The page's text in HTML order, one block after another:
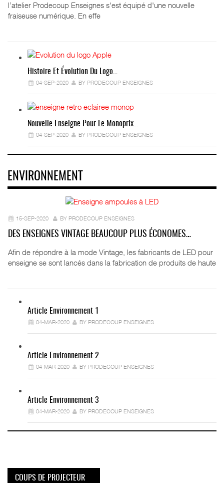
l’atelier Prodecoup Enseignes s'est équipé d'une nouvelle
fraiseuse numérique. En effe
Histoire Et Évolution Du Logo…
04-SEP-2020 BY PRODECOUP ENSEIGNES
Nouvelle Enseigne Pour Le Monoprix…
04-SEP-2020 BY PRODECOUP ENSEIGNES
ENVIRONNEMENT
15-SEP-2020 BY PRODECOUP ENSEIGNES
DES ENSEIGNES VINTAGE BEAUCOUP PLUS ÉCONOMES…
Afin de répondre à la mode Vintage, les fabricants de LED pour
enseigne se sont lancés dans la fabrication de produits de haute
Article Environnement 1
04-MAR-2020 BY PRODECOUP ENSEIGNES
Article Environnement 2
04-MAR-2020 BY PRODECOUP ENSEIGNES
Article Environnement 3
04-MAR-2020 BY PRODECOUP ENSEIGNES
COUPS DE PROJECTEUR